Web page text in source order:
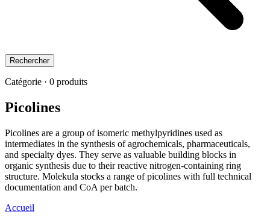
Rechercher
Catégorie · 0 produits
Picolines
Picolines are a group of isomeric methylpyridines used as
intermediates in the synthesis of agrochemicals, pharmaceuticals,
and specialty dyes. They serve as valuable building blocks in
organic synthesis due to their reactive nitrogen-containing ring
structure. Molekula stocks a range of picolines with full technical
documentation and CoA per batch.
Accueil